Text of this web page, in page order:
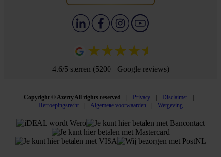
4.6/5 sterren (5200+ Google reviews)
Copyright © Azerty All rights reserved Privacy
Disclaimer
Herroepingsrecht
Algemene voorwaarden Wetgeving